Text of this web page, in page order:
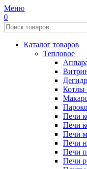
Меню
0
Каталог товаров
Тепловое
Котлы
Печи
Печи
Печи
Печи
Печи
Печи